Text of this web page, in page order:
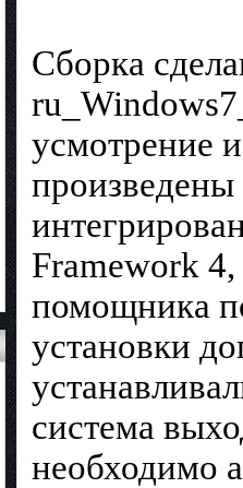
Сборка
усмотрение
Framework
помощника
установки
система
необходимо